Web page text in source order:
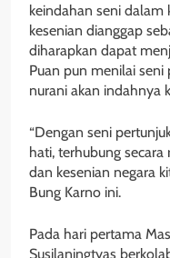
keindahan seni dalam
kesenian dianggap
diharapkan dapat
Puan pun menilai
nurani akan indahnya
“Dengan seni
hati, terhubung
dan kesenian negara
Bung Karno ini.
Pada hari pertama
Susilaningtyas